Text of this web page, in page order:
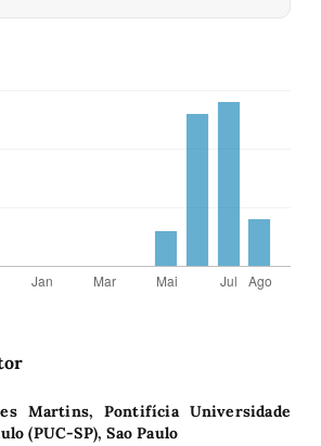
Martins, Pontifícia Universidade
(PUC-SP), Sao Paulo